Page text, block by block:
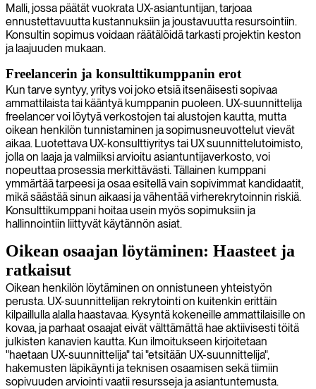
Malli, jossa päätät vuokrata UX-asiantuntijan, tarjoaa
ennustettavuutta kustannuksiin ja joustavuutta resursointiin.
Konsultin sopimus voidaan räätälöidä tarkasti projektin keston
ja laajuuden mukaan.
Freelancerin ja konsulttikumppanin erot
Kun tarve syntyy, yritys voi joko etsiä itsenäisesti sopivaa
ammattilaista tai kääntyä kumppanin puoleen. UX-suunnittelija
freelancer voi löytyä verkostojen tai alustojen kautta, mutta
oikean henkilön tunnistaminen ja sopimusneuvottelut vievät
aikaa. Luotettava UX-konsulttiyritys tai UX suunnittelutoimisto,
jolla on laaja ja valmiiksi arvioitu asiantuntijaverkosto, voi
nopeuttaa prosessia merkittävästi. Tällainen kumppani
ymmärtää tarpeesi ja osaa esitellä vain sopivimmat kandidaatit,
mikä säästää sinun aikaasi ja vähentää virherekrytoinnin riskiä.
Konsulttikumppani hoitaa usein myös sopimuksiin ja
hallinnointiin liittyvät käytännön asiat.
Oikean osaajan löytäminen: Haasteet ja
ratkaisut
Oikean henkilön löytäminen on onnistuneen yhteistyön
perusta. UX-suunnittelijan rekrytointi on kuitenkin erittäin
kilpaillulla alalla haastavaa. Kysyntä kokeneille ammattilaisille on
kovaa, ja parhaat osaajat eivät välttämättä hae aktiivisesti töitä
julkisten kanavien kautta. Kun ilmoitukseen kirjoitetaan
"haetaan UX-suunnittelija" tai "etsitään UX-suunnittelija",
hakemusten läpikäynti ja teknisen osaamisen sekä tiimiin
sopivuuden arviointi vaatii resursseja ja asiantuntemusta.